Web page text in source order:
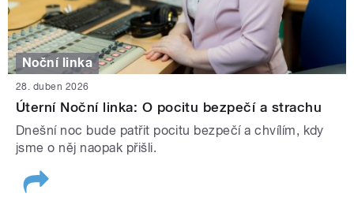
Noční linka
28. duben 2026
Úterní Noční linka: O pocitu bezpečí a strachu
Dnešní noc bude patřit pocitu bezpečí a chvílím, kdy
jsme o něj naopak přišli.